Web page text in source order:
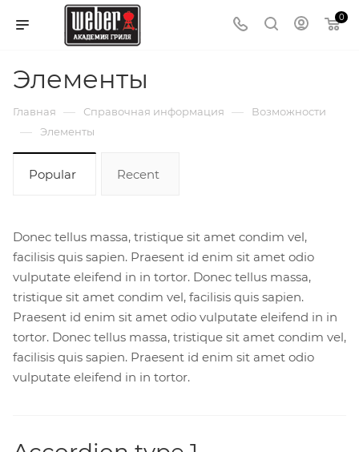
0
Элементы
Главная — Справочная информация — Возможности
— Элементы
Popular Recent
Donec tellus massa, tristique sit amet condim vel,
facilisis quis sapien. Praesent id enim sit amet odio
vulputate eleifend in in tortor. Donec tellus massa,
tristique sit amet condim vel, facilisis quis sapien.
Praesent id enim sit amet odio vulputate eleifend in in
tortor. Donec tellus massa, tristique sit amet condim vel,
facilisis quis sapien. Praesent id enim sit amet odio
vulputate eleifend in in tortor.